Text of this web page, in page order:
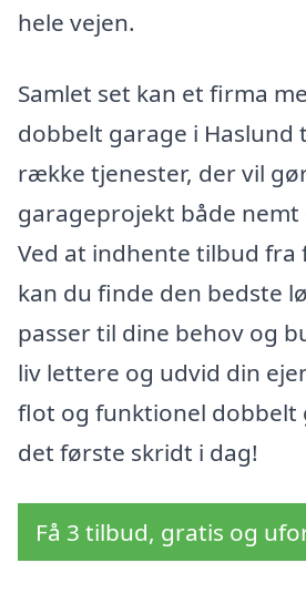
hele vejen.
Samlet set kan et firma
dobbelt garage i Haslund
række tjenester, der vil
garageprojekt både
Ved at indhente tilbud fra
kan du finde den bedste
passer til dine behov og
liv lettere og udvid din
flot og funktionel dobbelt
det første skridt i dag!
Få 3 tilbud, gratis og